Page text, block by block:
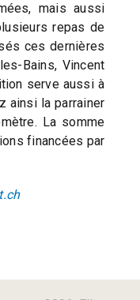
mais aussi
repas de
ces dernières
Bains, Vincent
serve aussi à
ainsi la parrainer
La somme
financées par